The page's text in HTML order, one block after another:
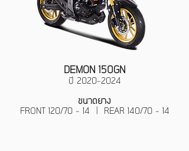
DEMON 150GN
ปี 2020-2024
ขนาดยาง
FRONT 120/70 - 14 | REAR 140/70 - 14